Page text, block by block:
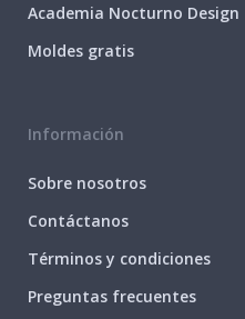
Academia Nocturno Design
Moldes gratis
Información
Sobre nosotros
Contáctanos
Términos y condiciones
Preguntas frecuentes